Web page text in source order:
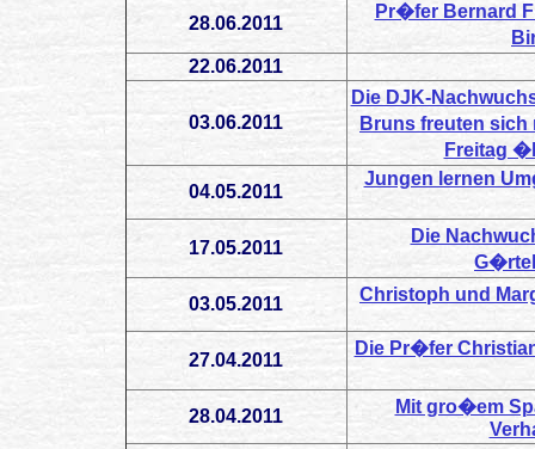
28.06.2011
Pr�fer Bernard
22.06.2011
03.06.2011
Die DJK-
Bruns freuten
Freitag
04.05.2011
Jungen lernen
17.05.2011
Die
03.05.2011 Christoph und
27.04.2011
Die Pr�fer
28.04.2011
Mit gro�em